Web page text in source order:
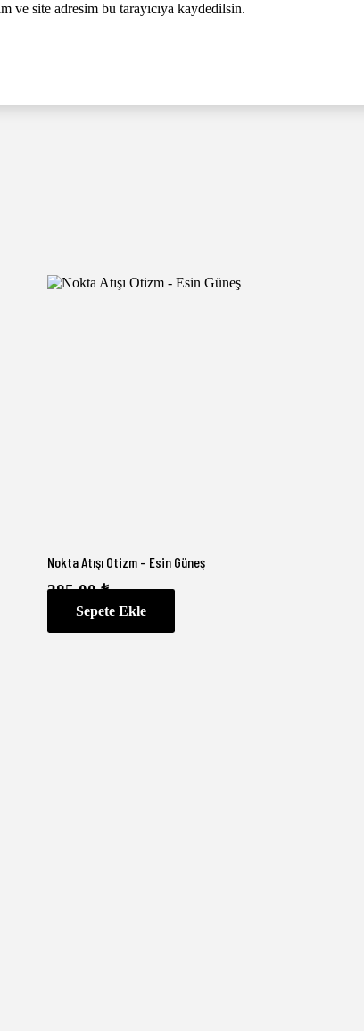
ve site adresim bu tarayıcıya kaydedilsin.
Nokta Atışı Otizm – Esin Güneş
285,00₺
Sepete Ekle